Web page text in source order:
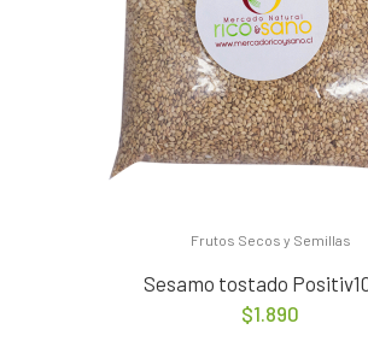
Frutos Secos y Semillas
Sesamo tostado
$1.890